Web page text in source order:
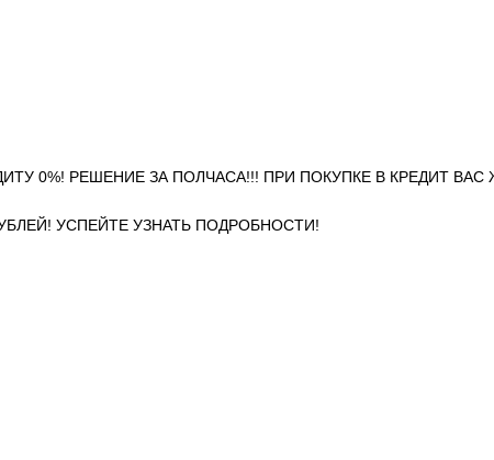
0%! РЕШЕНИЕ ЗА ПОЛЧАСА!!! ПРИ ПОКУПКЕ В КРЕДИТ ВАС
УСПЕЙТЕ УЗНАТЬ ПОДРОБНОСТИ!